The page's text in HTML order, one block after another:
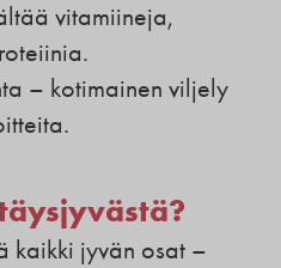
vitamiineja,
– kotimainen viljely
kaikki jyvän osat –